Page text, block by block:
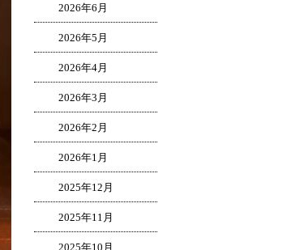
2026年6月
2026年5月
2026年4月
2026年3月
2026年2月
2026年1月
2025年12月
2025年11月
2025年10月